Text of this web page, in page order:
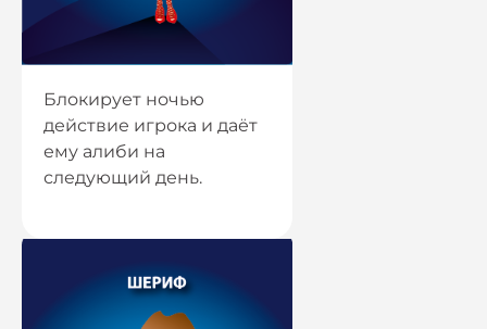
Блокирует ночью
действие игрока и даёт
ему алиби на
следующий день.